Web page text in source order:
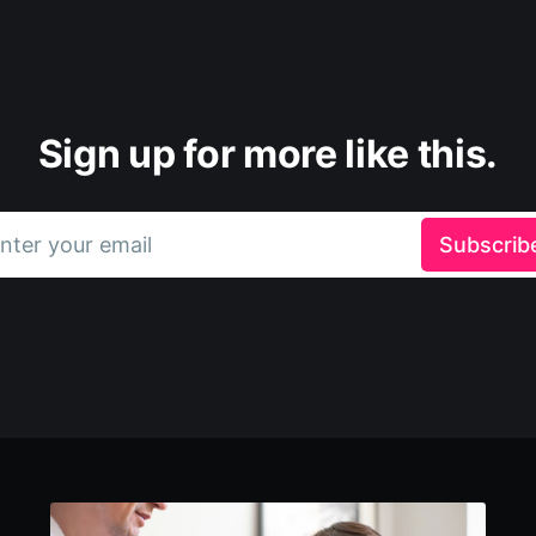
Sign up for more like this.
your email